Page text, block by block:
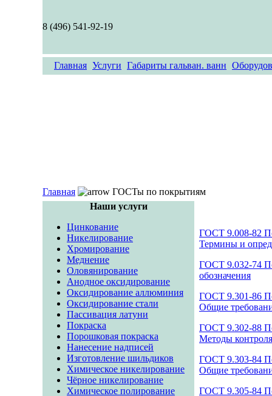
8 (496) 541-92-19
Главная Услуги Габариты гальван. ванн
Главная
ГОСТы по покрытиям
Наши услуги
Цинкование
Никелирование
Хромирование
Меднение
Оловянирование
Анодное оксидирование
Оксидирование аллюминия
Оксидирование стали
Пассивация латуни
Покраска
Порошковая покраска
Нанесение надписей
Изготовление шильдиков
Химическое никелирование
Чёрное никелирование
Химическое полирование
ГОСТ 9.008-82
Термины и
ГОСТ 9.032-74
обозначения
ГОСТ 9.301-86
Общие
ГОСТ 9.302-88
Методы контроля
ГОСТ 9.303-84
Общие
ГОСТ 9.305-84